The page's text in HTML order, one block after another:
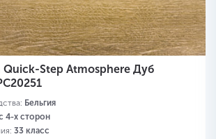
Step Atmosphere Дуб
Бельгия
4-х сторон
33 класс